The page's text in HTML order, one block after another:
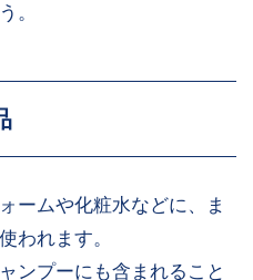
。
ームや化粧水などに、ま
われます。
ンプーにも含まれること